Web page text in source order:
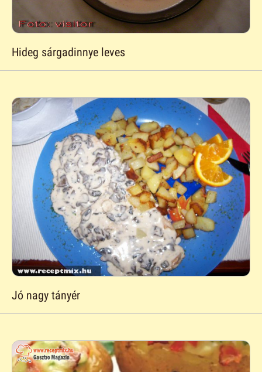
Hideg sárgadinnye leves
Jó nagy tányér